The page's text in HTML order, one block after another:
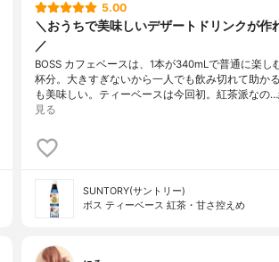
5.00
＼おうちで美味しいデザートドリンクが作
／
BOSS カフェベースは、1本が340mLで普通に楽し
杯分。大きすぎないから一人でも飲み切れて助か
も美味しい。ティーベースは今回初。紅茶派なの…
見る
SUNTORY(サントリー)
ボス ティーベース 紅茶・甘さ控えめ